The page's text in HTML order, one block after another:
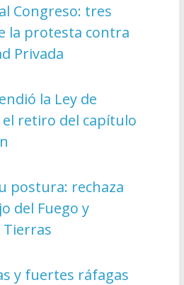
Congreso: tres
la protesta contra
Privada
la Ley de
retiro del capítulo
postura: rechaza
del Fuego y
Tierras
y fuertes ráfagas